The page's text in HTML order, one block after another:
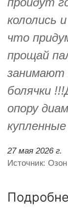
кололись
что
прощай
занимают
болячки
опору
27 мая 2026 г.
Источник: Озон